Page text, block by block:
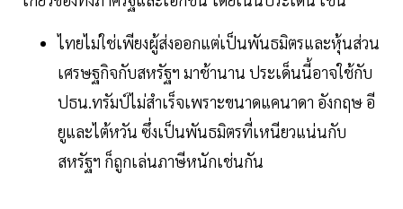
ไทยไม่ใช่เพียงผู้ส่งออกแต่เป็นพันธมิตรและหุ้นส่วน
เศรษฐกิจกับสหรัฐฯ มาช้านาน ประเด็นนี้อาจใช้กับ
ปธน.ทรัมป์ไม่สำเร็จเพราะขนาดแคนาดา อังกฤษ อี
ยูและไต้หวัน ซึ่งเป็นพันธมิตรที่เหนียวแน่นกับ
สหรัฐฯ ก็ถูกเล่นภาษีหนักเช่นกัน